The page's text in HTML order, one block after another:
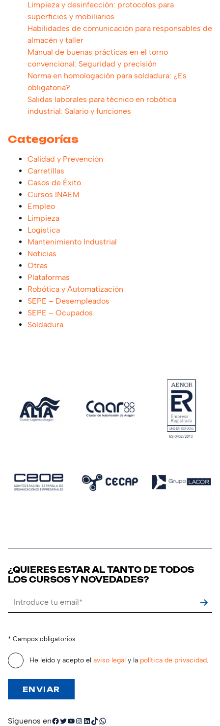
Limpieza y desinfección: protocolos para
superficies y mobiliarios
Habilidades de comunicación para responsables de
almacén y taller
Manual de buenas prácticas en el torno
convencional: Seguridad y precisión
Norma en homologación para soldadura: ¿Es
obligatoria?
Salidas laborales para técnico en robótica
industrial: Salario y funciones
Categorías
Calidad y Prevención
Carretillas
Casos de Éxito
Cursos INAEM
Empleo
Limpieza
Logística
Mantenimiento Industrial
Noticias
Otras
Plataformas
Robótica y Automatización
SEPE – Desempleados
SEPE – Ocupados
Soldadura
¿QUIERES ESTAR AL TANTO DE TODOS
LOS CURSOS Y NOVEDADES?
* Campos obligatorios
He leído y acepto el aviso legal y la política de privacidad
Síguenos enFacebook
Twitter
YouTube
Instagram
LinkedIn
TikTokWhatsApp